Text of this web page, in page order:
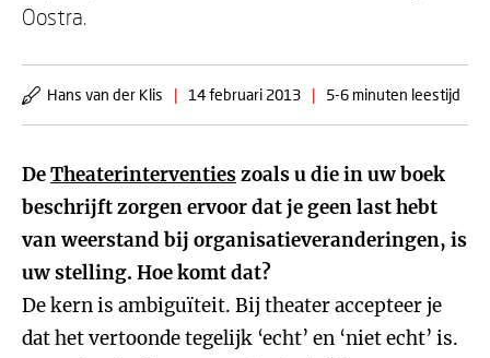
Oostra.
Hans van der Klis | 14 februari 2013 | 5-6 minuten leestijd
DeTheaterinterventieszoals u die in uw boek
beschrijft zorgen ervoor dat je geen last hebt
van weerstand bij organisatieveranderingen, is
uw stelling. Hoe komt dat?
De kern is ambiguïteit. Bij theater accepteer je
dat het vertoonde tegelijk ‘echt’ en ‘niet echt’ is.